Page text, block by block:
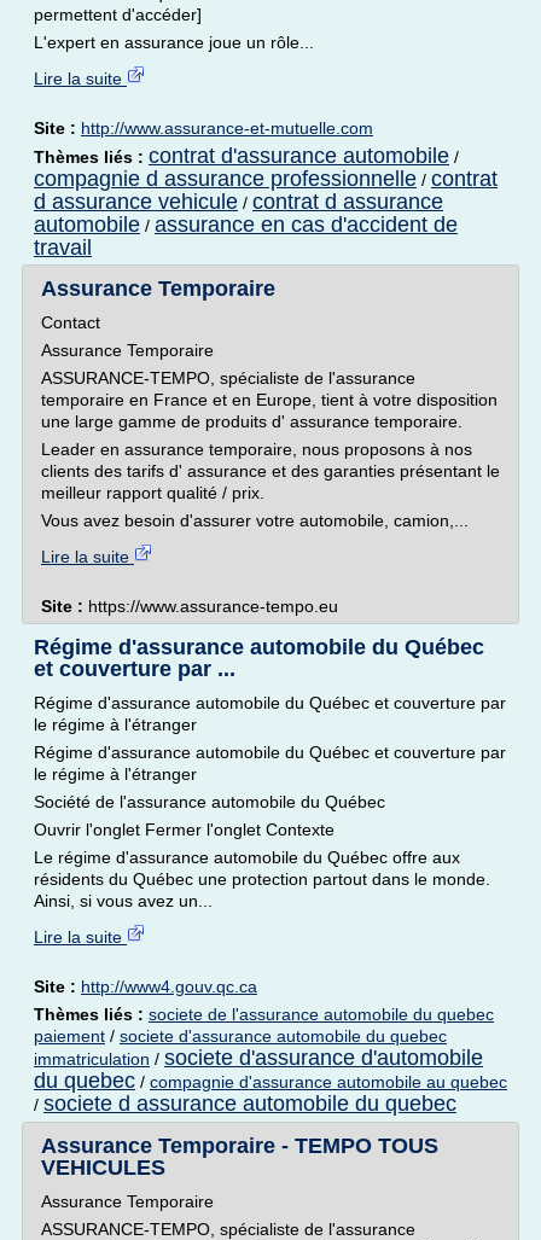
permettent d'accéder]
L'expert en assurance joue un rôle...
Lire la suite
Site : http://www.assurance-et-mutuelle.com
Thèmes liés : contrat d'assurance automobile /
compagnie d assurance professionnelle / contrat
d assurance vehicule / contrat d assurance
automobile / assurance en cas d'accident de
travail
Assurance Temporaire
Contact
Assurance Temporaire
ASSURANCE-TEMPO, spécialiste de l'assurance
temporaire en France et en Europe, tient à votre disposition
une large gamme de produits d' assurance temporaire.
Leader en assurance temporaire, nous proposons à nos
clients des tarifs d' assurance et des garanties présentant le
meilleur rapport qualité / prix.
Vous avez besoin d'assurer votre automobile, camion,...
Lire la suite
Site : https://www.assurance-tempo.eu
Régime d'assurance automobile du Québec
et couverture par ...
Régime d'assurance automobile du Québec et couverture par
le régime à l'étranger
Régime d'assurance automobile du Québec et couverture par
le régime à l'étranger
Société de l'assurance automobile du Québec
Ouvrir l'onglet Fermer l'onglet Contexte
Le régime d'assurance automobile du Québec offre aux
résidents du Québec une protection partout dans le monde.
Ainsi, si vous avez un...
Lire la suite
Site : http://www4.gouv.qc.ca
Thèmes liés : societe de l'assurance automobile du quebec
paiement / societe d'assurance automobile du quebec
immatriculation / societe d'assurance d'automobile
du quebec / compagnie d'assurance automobile au quebec
/ societe d assurance automobile du quebec
Assurance Temporaire - TEMPO TOUS
VEHICULES
Assurance Temporaire
ASSURANCE-TEMPO, spécialiste de l'assurance